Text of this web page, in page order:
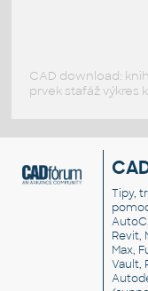
CAD download:
prvek stafáž výkres
Tipy,
Revit,
Max,
Vault,